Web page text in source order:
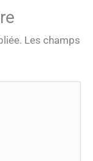
Les champs